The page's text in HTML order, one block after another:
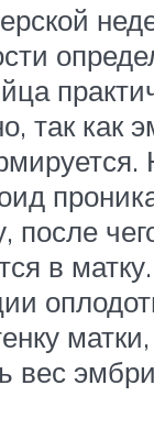
так как
после
в
вес